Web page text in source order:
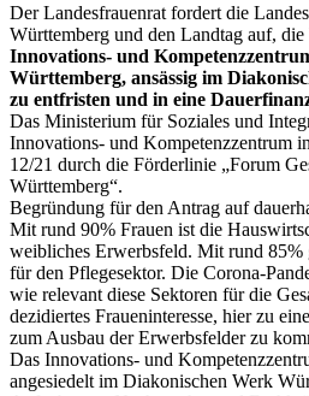
Der Landesfrauenrat fordert die
Württemberg und den Landtag auf, die
Innovations- und
Württemberg, ansässig im
zu entfristen und in eine
Das Ministerium für Soziales und
Innovations- und Kompetenzzentrum
12/21 durch die Förderlinie „Forum
Württemberg“.
Begründung für den Antrag auf
Mit rund 90% Frauen ist die
weibliches Erwerbsfeld. Mit rund 85%
für den Pflegesektor. Die Corona-
wie relevant diese Sektoren für die
dezidiertes Fraueninteresse, hier zu
zum Ausbau der Erwerbsfelder zu
Das Innovations- und
angesiedelt im Diakonischen Werk